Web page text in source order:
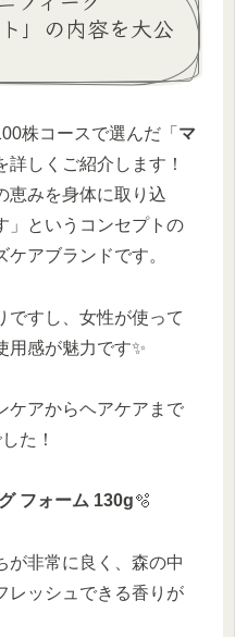
」の内容を大公
株コースで選んだ「 マ
詳しくご紹介します！
恵みを身体に取り込
」というコンセプトの
アブランドです。
ですし、女性が使って
用感が魅力です✨
ケアからヘアケアまで
た！
フォーム 130g🫧
が非常に良く、森の中
レッシュできる香りが